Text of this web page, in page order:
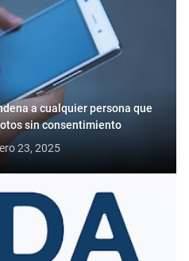
a cualquier persona que
sin consentimiento
23, 2025